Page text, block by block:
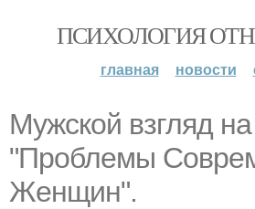
ПСИХОЛОГИЯ
главная новости
Мужской взгляд
"Проблемы
Женщин".